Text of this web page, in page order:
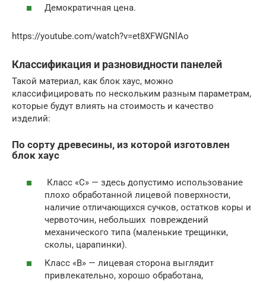
Демократичная цена.
https://youtube.com/watch?v=et8XFWGNlAo
Классификация и разновидности панелей
Такой материал, как блок хаус, можно
классифицировать по нескольким разным параметрам,
которые будут влиять на стоимость и качество
изделий:
По сорту древесины, из которой изготовлен
блок хаус
Класс «С» — здесь допустимо использование
плохо обработанной лицевой поверхности,
наличие отличающихся сучков, остатков коры и
червоточин, небольших повреждений
механического типа (маленькие трещинки,
сколы, царапинки).
Класс «В» — лицевая сторона выглядит
привлекательно, хорошо обработана,